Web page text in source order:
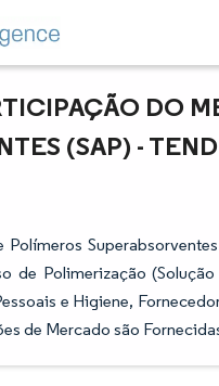
DO
(SAP) -
de Polimerização
e Higiene,
de Mercado são